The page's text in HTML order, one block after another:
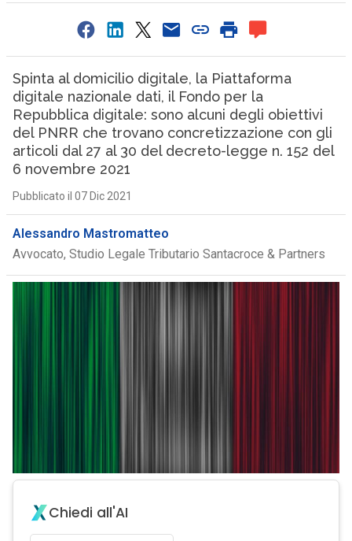
Spinta al domicilio digitale, la Piattaforma
digitale nazionale dati, il Fondo per la
Repubblica digitale: sono alcuni degli obiettivi
del PNRR che trovano concretizzazione con gli
articoli dal 27 al 30 del decreto-legge n. 152 del
6 novembre 2021
Pubblicato il 07 Dic 2021
Alessandro Mastromatteo
Avvocato, Studio Legale Tributario Santacroce & Partners
Chiedi all'AI